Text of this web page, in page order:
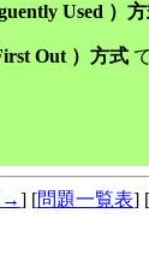
Used ）
Out ）方式
→] [問題一覧表] [